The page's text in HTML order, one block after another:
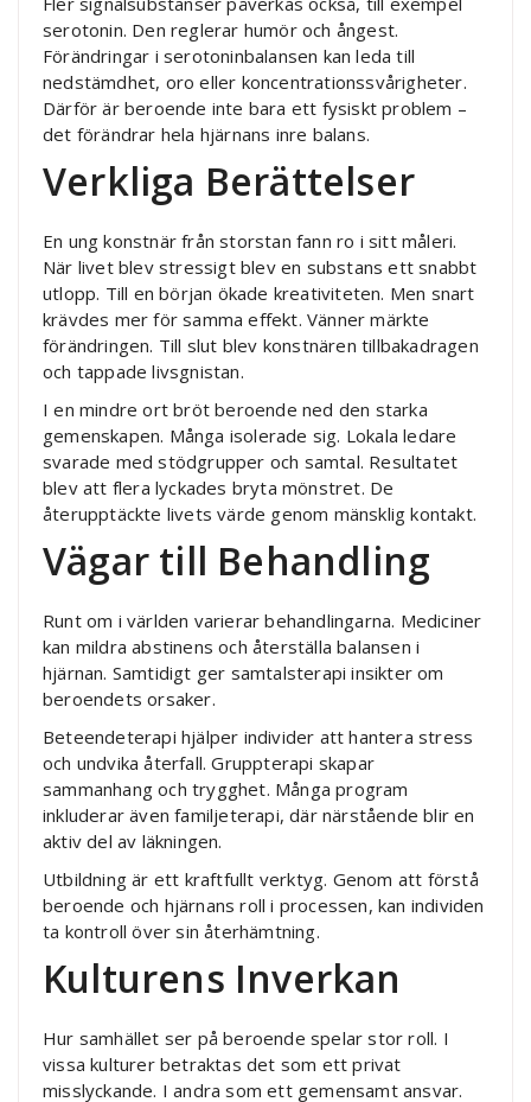
serotonin. Den reglerar humör och ångest.
Förändringar i serotoninbalansen kan leda till
nedstämdhet, oro eller koncentrationssvårigheter.
Därför är beroende inte bara ett fysiskt problem –
det förändrar hela hjärnans inre balans.
Verkliga Berättelser
En ung konstnär från storstan fann ro i sitt måleri.
När livet blev stressigt blev en substans ett snabbt
utlopp. Till en början ökade kreativiteten. Men snart
krävdes mer för samma effekt. Vänner märkte
förändringen. Till slut blev konstnären tillbakadragen
och tappade livsgnistan.
I en mindre ort bröt beroende ned den starka
gemenskapen. Många isolerade sig. Lokala ledare
svarade med stödgrupper och samtal. Resultatet
blev att flera lyckades bryta mönstret. De
återupptäckte livets värde genom mänsklig kontakt.
Vägar till Behandling
Runt om i världen varierar behandlingarna. Mediciner
kan mildra abstinens och återställa balansen i
hjärnan. Samtidigt ger samtalsterapi insikter om
beroendets orsaker.
Beteendeterapi hjälper individer att hantera stress
och undvika återfall. Gruppterapi skapar
sammanhang och trygghet. Många program
inkluderar även familjeterapi, där närstående blir en
aktiv del av läkningen.
Utbildning är ett kraftfullt verktyg. Genom att förstå
beroende och hjärnans roll i processen, kan individen
ta kontroll över sin återhämtning.
Kulturens Inverkan
Hur samhället ser på beroende spelar stor roll. I
vissa kulturer betraktas det som ett privat
misslyckande. I andra som ett gemensamt ansvar.